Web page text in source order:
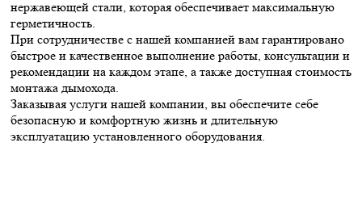
нержавеющей стали, которая обеспечивает максимальную
герметичность.
При сотрудничестве с нашей компанией вам гарантировано
быстрое и качественное выполнение работы, консультации и
рекомендации на каждом этапе, а также доступная стоимость
монтажа дымохода.
Заказывая услуги нашей компании, вы обеспечите себе
безопасную и комфортную жизнь и длительную
эксплуатацию установленного оборудования.